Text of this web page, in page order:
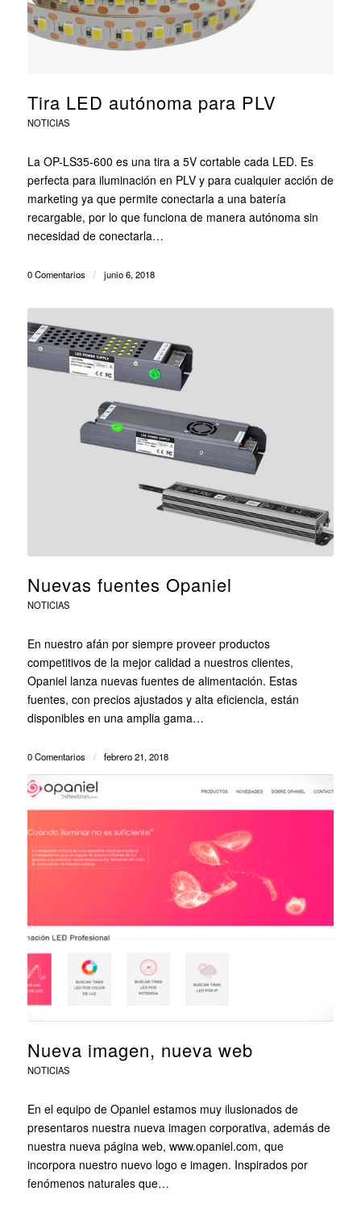
Tira LED autónoma para PLV
NOTICIAS
La OP-LS35-600 es una tira a 5V cortable cada LED. Es
perfecta para iluminación en PLV y para cualquier acción de
marketing ya que permite conectarla a una batería
recargable, por lo que funciona de manera autónoma sin
necesidad de conectarla…
0 Comentarios / junio 6, 2018
Nuevas fuentes Opaniel
NOTICIAS
En nuestro afán por siempre proveer productos
competitivos de la mejor calidad a nuestros clientes,
Opaniel lanza nuevas fuentes de alimentación. Estas
fuentes, con precios ajustados y alta eficiencia, están
disponibles en una amplia gama…
0 Comentarios / febrero 21, 2018
Nueva imagen, nueva web
NOTICIAS
En el equipo de Opaniel estamos muy ilusionados de
presentaros nuestra nueva imagen corporativa, además de
nuestra nueva página web, www.opaniel.com, que
incorpora nuestro nuevo logo e imagen. Inspirados por
fenómenos naturales que…